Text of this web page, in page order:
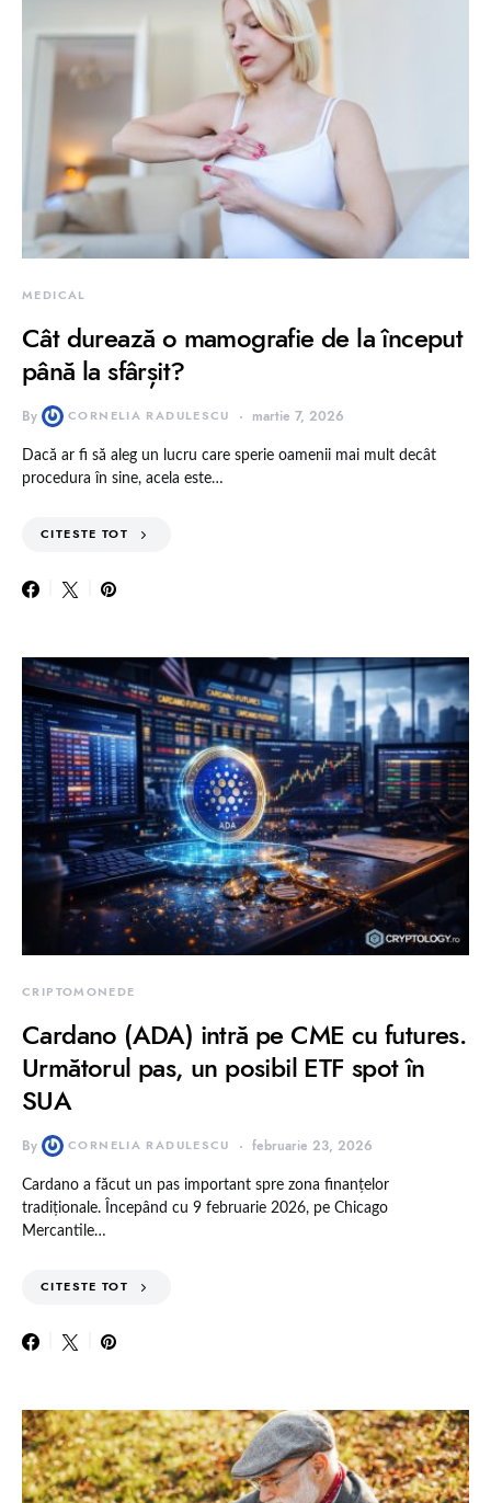
MEDICAL
Cât durează o mamografie de la început
până la sfârșit?
By CORNELIA RADULESCU martie 7, 2026
Dacă ar fi să aleg un lucru care sperie oamenii mai mult decât
procedura în sine, acela este…
CITESTE TOT
CRIPTOMONEDE
Cardano (ADA) intră pe CME cu futures.
Următorul pas, un posibil ETF spot în
SUA
By CORNELIA RADULESCU februarie 23, 2026
Cardano a făcut un pas important spre zona finanțelor
tradiționale. Începând cu 9 februarie 2026, pe Chicago
Mercantile…
CITESTE TOT